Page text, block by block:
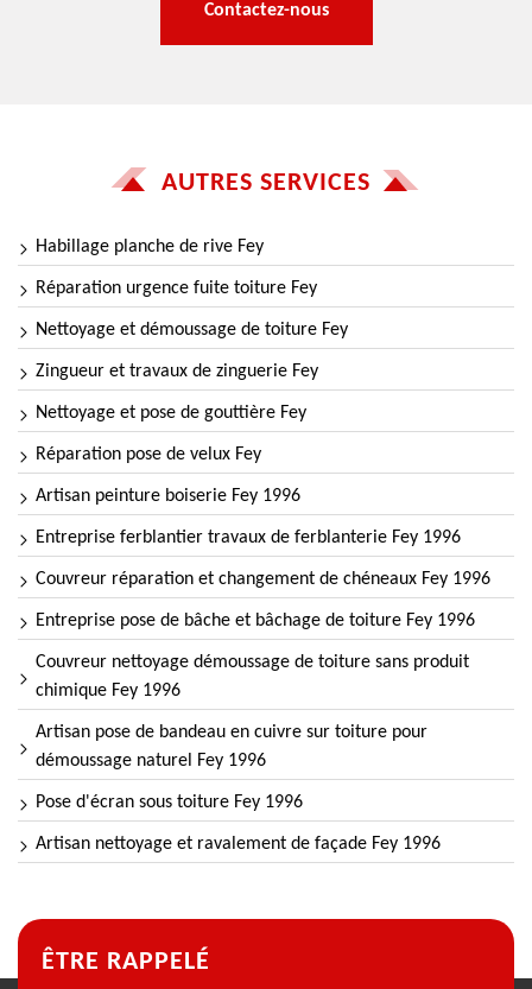
Contactez-nous
AUTRES SERVICES
Habillage planche de rive Fey
Réparation urgence fuite toiture Fey
Nettoyage et démoussage de toiture Fey
Zingueur et travaux de zinguerie Fey
Nettoyage et pose de gouttière Fey
Réparation pose de velux Fey
Artisan peinture boiserie Fey 1996
Entreprise ferblantier travaux de ferblanterie Fey 1996
Couvreur réparation et changement de chéneaux Fey 1996
Entreprise pose de bâche et bâchage de toiture Fey 1996
Couvreur nettoyage démoussage de toiture sans produit
chimique Fey 1996
Artisan pose de bandeau en cuivre sur toiture pour
démoussage naturel Fey 1996
Pose d'écran sous toiture Fey 1996
Artisan nettoyage et ravalement de façade Fey 1996
ÊTRE RAPPELÉ